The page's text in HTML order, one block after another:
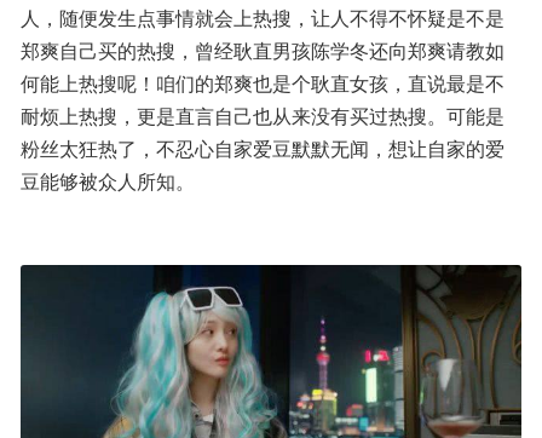
人，随便发生点事情就会上热搜，让人不得不怀疑是不是
郑爽自己买的热搜，曾经耿直男孩陈学冬还向郑爽请教如
何能上热搜呢！咱们的郑爽也是个耿直女孩，直说最是不
耐烦上热搜，更是直言自己也从来没有买过热搜。可能是
粉丝太狂热了，不忍心自家爱豆默默无闻，想让自家的爱
豆能够被众人所知。